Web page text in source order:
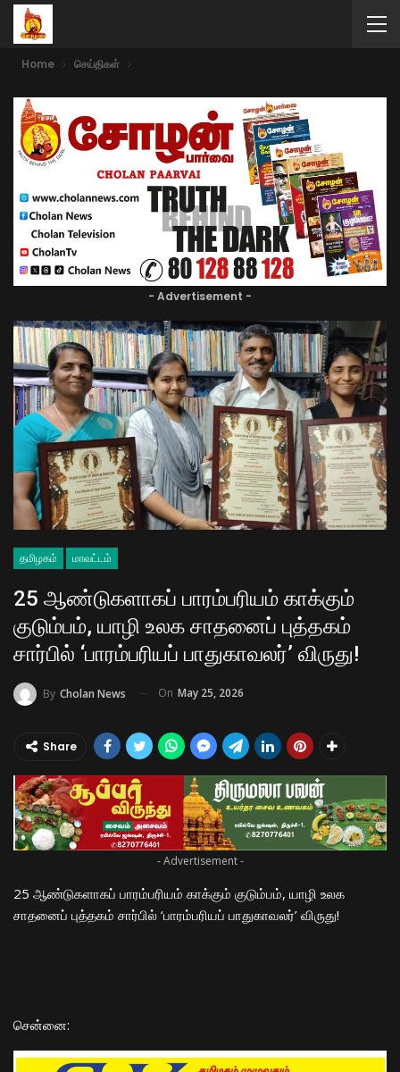
Home செய்திகள்
- Advertisement -
தமிழகம் மாவட்டம்
25 ஆண்டுகளாகப் பாரம்பரியம் காக்கும்
குடும்பம், யாழி உலக சாதனைப் புத்தகம்
சார்பில் ‘பாரம்பரியப் பாதுகாவலர்’ விருது! ​
By Cholan News On May 25, 2026
Share
- Advertisement -
25 ஆண்டுகளாகப் பாரம்பரியம் காக்கும் குடும்பம், யாழி உலக
சாதனைப் புத்தகம் சார்பில் ‘பாரம்பரியப் பாதுகாவலர்’ விருது!
​சென்னை: